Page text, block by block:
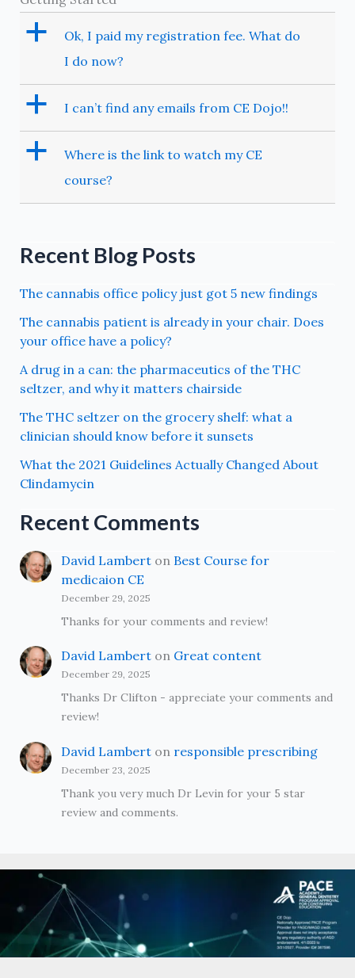
a
Ok, I paid my registration fee. What do
I do now?
a I can’t find any emails from CE Dojo!!
a
Where is the link to watch my CE
course?
Recent Blog Posts
The cannabis office policy just got 5 new findings
The cannabis patient is already in your chair. Does
your office have a policy?
A drug in a can: the pharmaceutics of the THC
seltzer, and why it matters chairside
The THC seltzer on the grocery shelf: what a
clinician should know before it sunsets
What the 2021 Guidelines Actually Changed About
Clindamycin
Recent Comments
David Lamberton Best Course for
medicaion CE
December 29, 2025
Thanks for your comments and review!
David Lamberton Great content
December 29, 2025
Thanks Dr Clifton - appreciate your comments and
review!
David Lamberton responsible prescribing
December 23, 2025
Thank you very much Dr Levin for your 5 star
review and comments.